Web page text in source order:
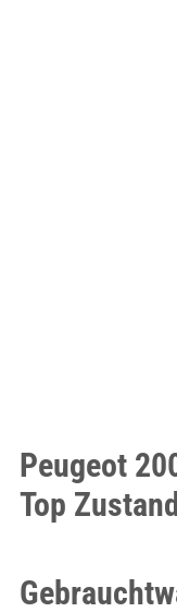
Peugeot
Top Zustand